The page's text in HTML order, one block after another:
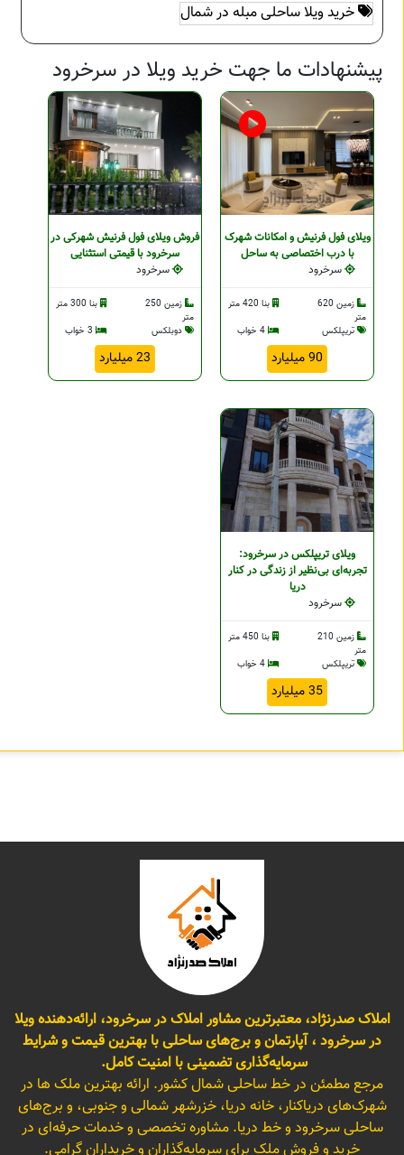
خرید ویلا ساحلی مبله در شمال
پیشنهادات ما جهت خرید ویلا در سرخرود
ویلای فول فرنیش و امکانات شهرک
با درب اختصاصی به ساحل
سرخرود
زمین 620
متر
بنا 420 متر
تریپلکس
4 خواب
90 میلیارد
فروش ویلای فول فرنیش شهرکی در
سرخرود با قیمتی استثنایی
سرخرود
زمین 250
متر
بنا 300 متر
دوبلکس
23 میلیارد
ویلای تریپلکس در سرخرود:
تجربه‌ای بی‌نظیر از زندگی در کنار
دریا
سرخرود
زمین 210
متر
بنا 450 متر
تریپلکس
4 خواب
35 میلیارد
املاک صدرنژاد، معتبرترین مشاور املاک در سرخرود، ارائه‌دهنده ویلا
در سرخرود ، آپارتمان و برج‌های ساحلی با بهترین قیمت و شرایط
سرمایه‌گذاری تضمینی با امنیت کامل.
مرجع مطمئن در خط ساحلی شمال کشور. ارائه بهترین ملک ها در
شهرک‌های دریاکنار، خانه دریا، خزرشهر شمالی و جنوبی، و برج‌های
ساحلی سرخرود و خط دریا. مشاوره تخصصی و خدمات حرفه‌ای در
خرید و فروش ملک برای سرمایه‌گذاران و خریداران گرامی.